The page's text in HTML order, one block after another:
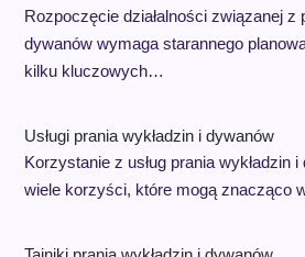
Rozpoczęcie działalności związanej z
dywanów wymaga starannego
kilku kluczowych…
Usługi prania wykładzin i dywanów
Korzystanie z usług prania wykładzin
wiele korzyści, które mogą znacząco